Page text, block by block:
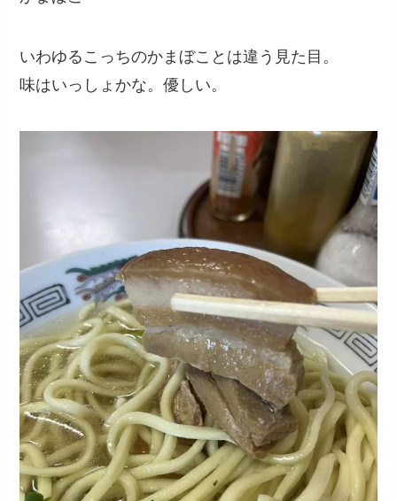
いわゆるこっちのかまぼことは違う見た目。
味はいっしょかな。優しい。